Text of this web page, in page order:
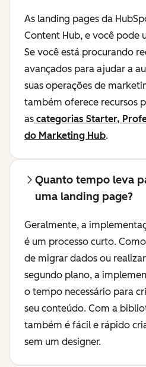
As landing pages da
Content Hub, e você pode
Se você está procurando
avançados para ajudar a
suas operações de
também oferece recursos
as categorias Starter,
do Marketing Hub.
Quanto tempo leva
uma landing page?
Geralmente, a
é um processo curto.
de migrar dados ou
segundo plano, a
o tempo necessário para
seu conteúdo. Com a
também é fácil e rápido
sem um designer.